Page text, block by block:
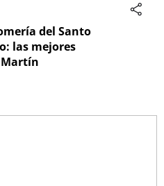
del Santo
las mejores